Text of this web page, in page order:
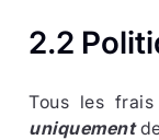
2.2
Tous les
uniquement